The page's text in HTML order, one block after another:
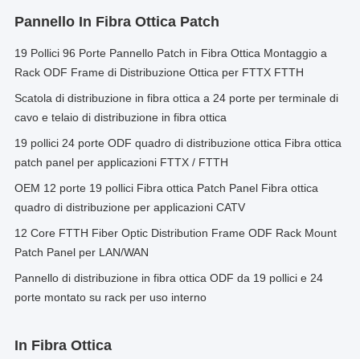
Pannello In Fibra Ottica Patch
19 Pollici 96 Porte Pannello Patch in Fibra Ottica Montaggio a
Rack ODF Frame di Distribuzione Ottica per FTTX FTTH
Scatola di distribuzione in fibra ottica a 24 porte per terminale di
cavo e telaio di distribuzione in fibra ottica
19 pollici 24 porte ODF quadro di distribuzione ottica Fibra ottica
patch panel per applicazioni FTTX / FTTH
OEM 12 porte 19 pollici Fibra ottica Patch Panel Fibra ottica
quadro di distribuzione per applicazioni CATV
12 Core FTTH Fiber Optic Distribution Frame ODF Rack Mount
Patch Panel per LAN/WAN
Pannello di distribuzione in fibra ottica ODF da 19 pollici e 24
porte montato su rack per uso interno
In Fibra Ottica